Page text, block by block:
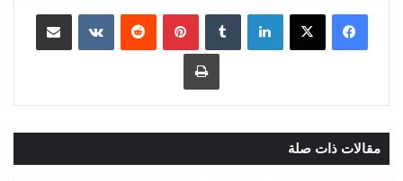
لينكدإن ‏Tumblr بينتيريست
‏Reddit
‏VKontakte مشاركة عبر البريد
طباعة
مقالات ذات صلة